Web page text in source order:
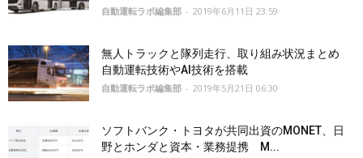
自動運転ラボ編集部 - 2019年6月11日 23:59
無人トラックと隊列走行、取り組み状況まとめ
自動運転技術やAI技術を搭載
自動運転ラボ編集部 - 2019年5月21日 06:30
ソフトバンク・トヨタが共同出資のMONET、日
野とホンダと資本・業務提携 M...